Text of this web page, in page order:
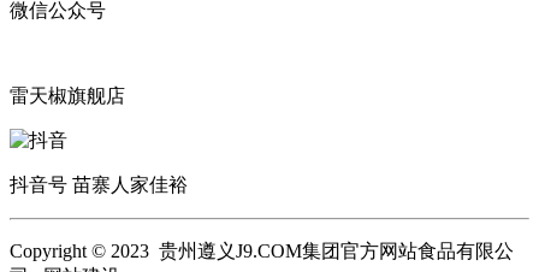
微信公众号
雷天椒旗舰店
抖音号 苗寨人家佳裕
Copyright © 2023 贵州遵义J9.COM集团官方网站食品有限公